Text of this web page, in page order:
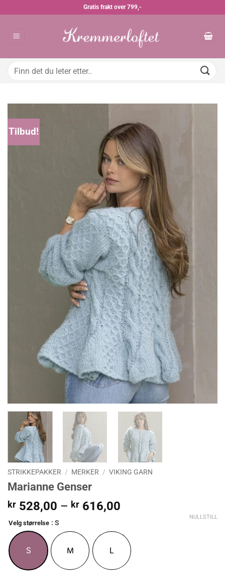
Gratis frakt over 799,-
Søk
Tilbud!
STRIKKEPAKKER / MERKER / VIKING GARN
Marianne Genser
kr 528,00 – kr 616,00
kr 616,00
Velg størrelse : S
S M L
NULLSTILL